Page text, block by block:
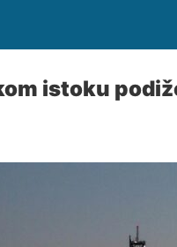
istoku